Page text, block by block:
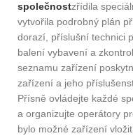
společnostzřídila
vytvořila podrobný plán
dorazí, příslušní technici
balení vybavení a
seznamu zařízení
zařízení a jeho
Přísně ovládejte každé
a organizujte operátory
bylo možné zařízení